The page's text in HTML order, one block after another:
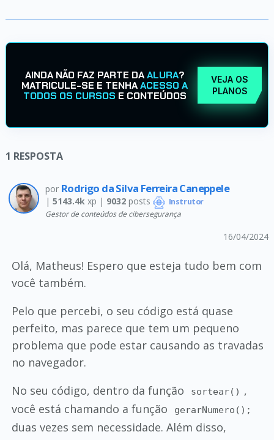
AINDA NÃO FAZ PARTE DAALURA?
MATRICULE-SE E TENHAACESSO A
TODOS OS CURSOS E CONTEÚDOS
VEJA OS
PLANOS
1 RESPOSTA
por Rodrigo da Silva Ferreira Caneppele
| 5143.4kxp | 9032posts Instrutor
Gestor de conteúdos de cibersegurança
16/04/2024
Olá, Matheus! Espero que esteja tudo bem com
você também.
Pelo que percebi, o seu código está quase
perfeito, mas parece que tem um pequeno
problema que pode estar causando as travadas
no navegador.
No seu código, dentro da função
sortear() ,
você está chamando a função
gerarNumero();
duas vezes sem necessidade. Além disso,